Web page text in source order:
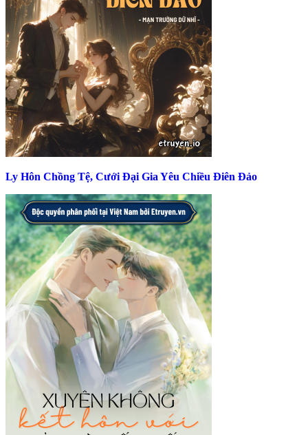
Ly Hôn Chồng Tệ, Cưới Đại Gia Yêu Chiều Điên Đảo